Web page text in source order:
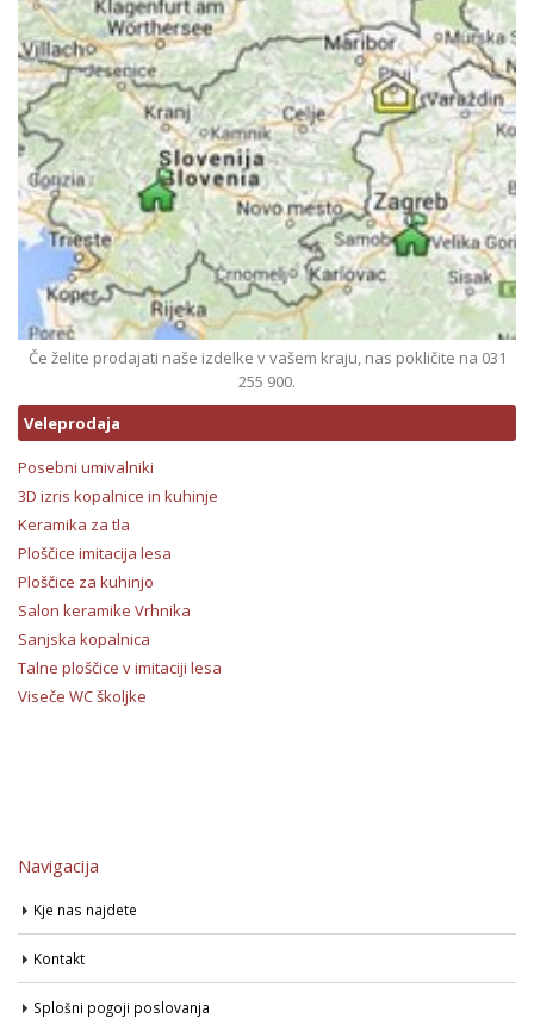
Če želite prodajati naše izdelke v vašem kraju, nas pokličite na 031
255 900.
Veleprodaja
Posebni umivalniki
3D izris kopalnice in kuhinje
Keramika za tla
Ploščice imitacija lesa
Ploščice za kuhinjo
Salon keramike Vrhnika
Sanjska kopalnica
Talne ploščice v imitaciji lesa
Viseče WC školjke
Navigacija
Kje nas najdete
Kontakt
Splošni pogoji poslovanja